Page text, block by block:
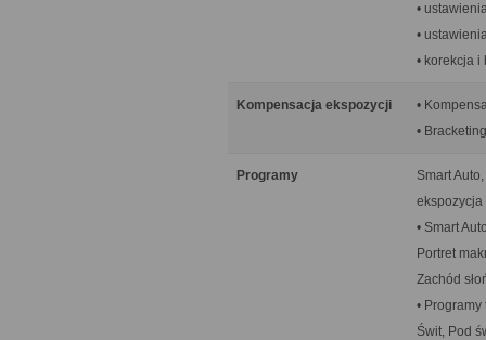
•
•
• korekcja
Kompensacja ekspozycji
•
•
Programy
Smart
ekspozycja
• Smart
Portret
Zachód
•
Świt, Pod